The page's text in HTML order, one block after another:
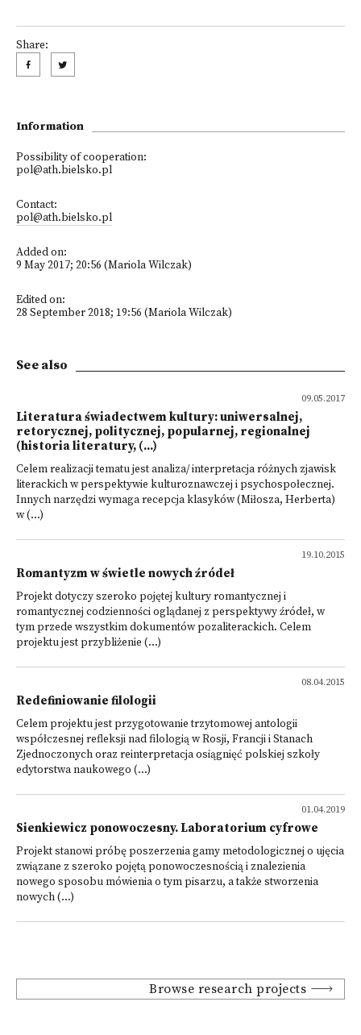
Share:
Information
Possibility of cooperation:
pol@ath.bielsko.pl
Contact:
pol@ath.bielsko.pl
Added on:
9 May 2017; 20:56 (Mariola Wilczak)
Edited on:
28 September 2018; 19:56 (Mariola Wilczak)
See also
09.05.2017
Literatura świadectwem kultury: uniwersalnej,
retorycznej, politycznej, popularnej, regionalnej
(historia literatury, (...)
Celem realizacji tematu jest analiza/ interpretacja różnych zjawisk
literackich w perspektywie kulturoznawczej i psychospołecznej.
Innych narzędzi wymaga recepcja klasyków (Miłosza, Herberta)
w (...)
19.10.2015
Romantyzm w świetle nowych źródeł
Projekt dotyczy szeroko pojętej kultury romantycznej i
romantycznej codzienności oglądanej z perspektywy źródeł, w
tym przede wszystkim dokumentów pozaliterackich. Celem
projektu jest przybliżenie (...)
08.04.2015
Redefiniowanie filologii
Celem projektu jest przygotowanie trzytomowej antologii
współczesnej refleksji nad filologią w Rosji, Francji i Stanach
Zjednoczonych oraz reinterpretacja osiągnięć polskiej szkoły
edytorstwa naukowego (...)
01.04.2019
Sienkiewicz ponowoczesny. Laboratorium cyfrowe
Projekt stanowi próbę poszerzenia gamy metodologicznej o ujęcia
związane z szeroko pojętą ponowoczesnością i znalezienia
nowego sposobu mówienia o tym pisarzu, a także stworzenia
nowych (...)
Browse research projects